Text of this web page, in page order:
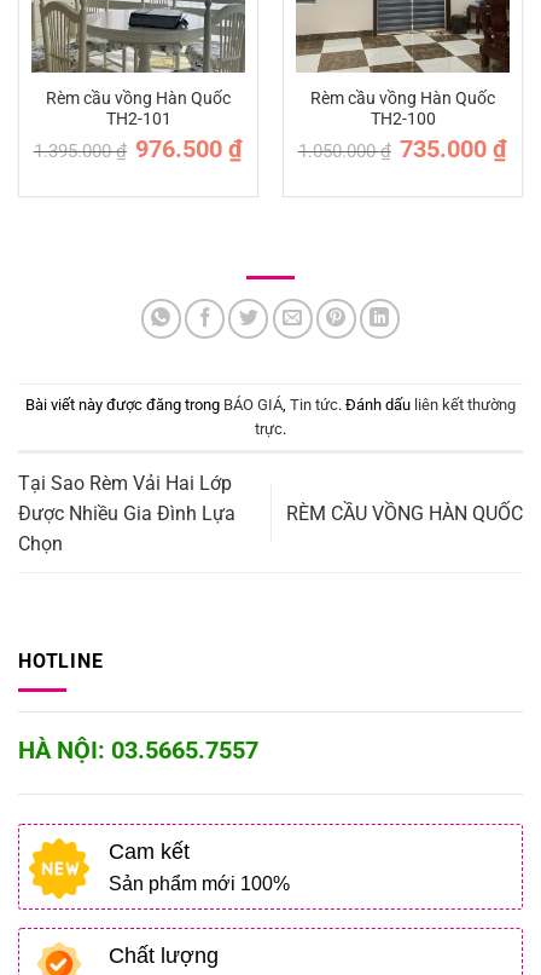
HOTLINE
HÀ NỘI: 03.5665.7557
Cam kết
Sản phẩm mới 100%
Chất lượng
Rèm cầu vồng Hàn Quốc
TH2-101
1.395.000₫ Giá
gốc
976.500₫Giá
Rèm cầu vồng Hàn Quốc
TH2-100
1.050.000₫ Giá
gốc
735.000₫Giá
Bài viết này được đăng trong BÁO GIÁ Tin tức. Đánh dấu liên kết thường
trực.
Tại Sao Rèm Vải Hai Lớp
Được Nhiều Gia Đình Lựa
Chọn
RÈM CẦU VỒNG HÀN QUỐC